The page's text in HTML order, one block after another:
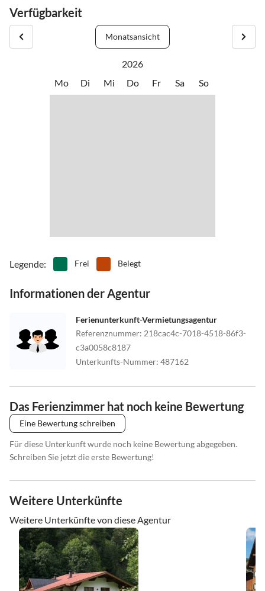
Anreise TÄGLICH möglich - KEIN Mindestaufenthalt!
Verfügbarkeit
Monatsansicht
2026
Mo
Di Mi Do Fr Sa So
Legende: Frei Belegt
Informationen der Agentur
Ferienunterkunft-Vermietungsagentur
Referenznummer: 218cac4c-7018-4518-86f3-
c3a0058c8187
Unterkunfts-Nummer: 487162
Das Ferienzimmer hat noch keine Bewertung
Eine Bewertung schreiben
Für diese Unterkunft wurde noch keine Bewertung abgegeben.
Schreiben Sie jetzt die erste Bewertung!
Weitere Unterkünfte
Weitere Unterkünfte von diese Agentur